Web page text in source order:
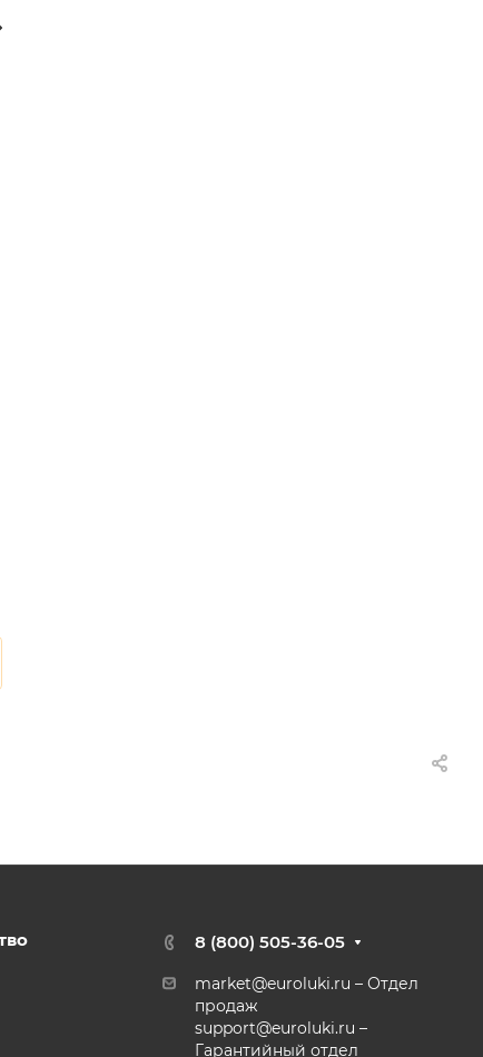
и ответы
8 (800) 505-36-05
market@euroluki.ru – Отдел
продаж
support@euroluki.ru –
Гарантийный отдел